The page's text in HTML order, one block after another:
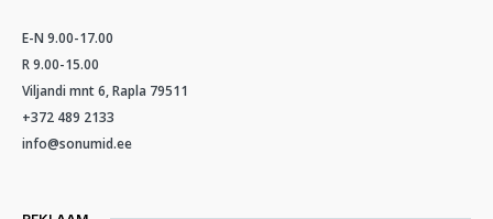
E-N 9.00-17.00
R 9.00-15.00
Viljandi mnt 6, Rapla 79511
+372 489 2133
info@sonumid.ee